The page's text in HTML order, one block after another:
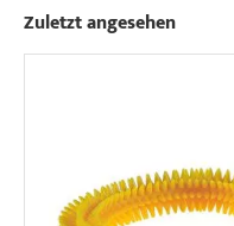
Zuletzt angesehen